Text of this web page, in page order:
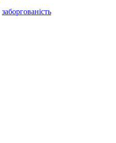
заборгованість